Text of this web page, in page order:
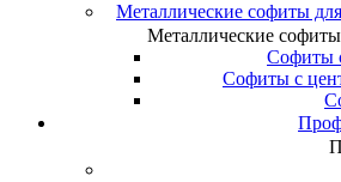
Металлические софиты
Металлические
Софиты
Софиты с